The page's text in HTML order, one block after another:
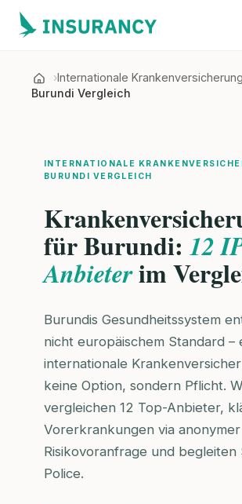
Internationale Krankenversicherung
Burundi Vergleich
INTERNATIONALE
BURUNDI VERGLEICH
für Burundi: 12
Anbieterim
Burundis Gesundheitssystem
nicht europäischem Standard –
internationale
keine Option, sondern Pflicht.
vergleichen 12 Top-Anbieter,
Vorerkrankungen via anonymer
Risikovoranfrage und begleiten
Police.